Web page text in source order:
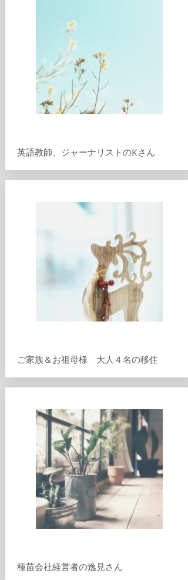
​英語教師、ジャーナリストのKさん
​ご家族＆お祖母様 大人４名の移住
​種苗会社経営者の逸見さん